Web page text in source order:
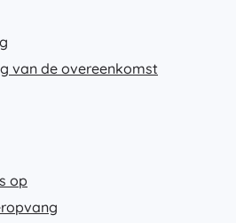
van de overeenkomst
op